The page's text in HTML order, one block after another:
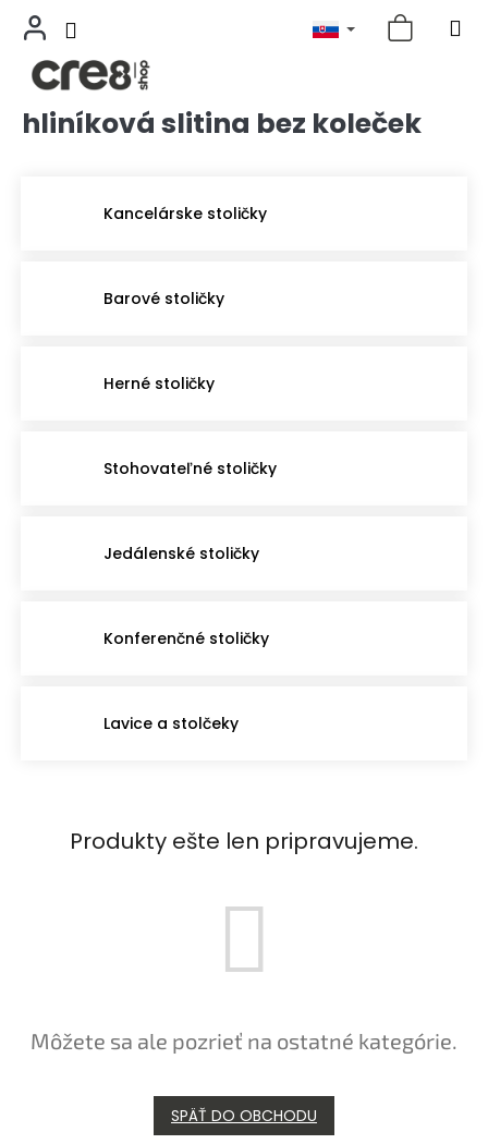
Prejsťhliníková slitina bez koleček
Kancelárske stoličky
Barové stoličky
Herné stoličky
Stohovateľné stoličky
Jedálenské stoličky
Konferenčné stoličky
Lavice a stolčeky
Produkty ešte len pripravujeme.
Môžete sa ale pozrieť na ostatné kategórie.
SPÄŤ DO OBCHODU